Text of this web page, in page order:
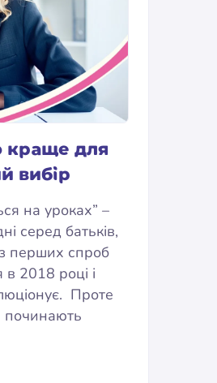
краще для
вибір
на уроках” –
серед батьків,
перших спроб
2018 році і
Проте
починають